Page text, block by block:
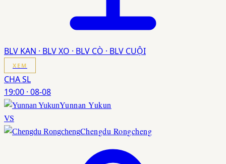
BLV KAN · BLV XO · BLV CÒ · BLV CUỘI
XEM
CHA SL
19:00 · 08-08
Yunnan Yukun
VS
Chengdu Rongcheng